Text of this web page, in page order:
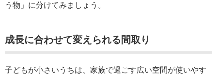
う物」に分けてみましょう。
成長に合わせて変えられる間取り
子どもが小さいうちは、家族で過ごす広い空間が使いやす